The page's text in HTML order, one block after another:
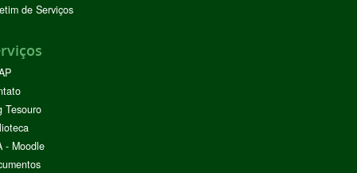
de Serviços
Tesouro
- Moodle